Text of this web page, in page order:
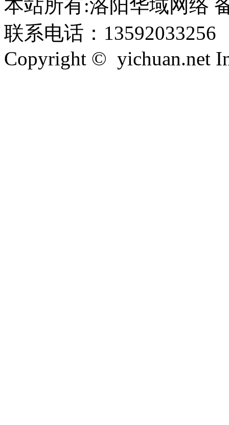
本站所有:洛阳华域网络
联系电话：13592033256
Copyright © yichuan.net